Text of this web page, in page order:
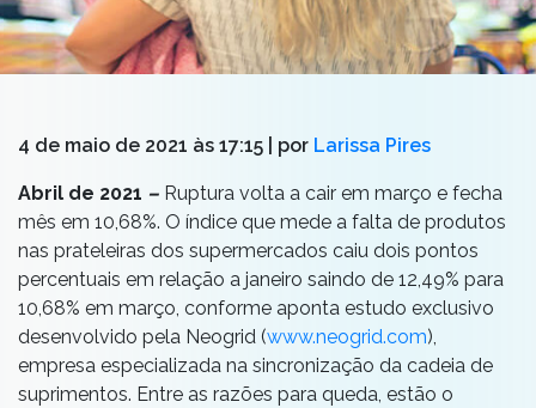
4 de maio de 2021 às 17:15 | por Larissa Pires
Abril de 2021 – Ruptura volta a cair em março e fecha
mês em 10,68%. O índice que mede a falta de produtos
nas prateleiras dos supermercados caiu dois pontos
percentuais em relação a janeiro saindo de 12,49% para
10,68% em março, conforme aponta estudo exclusivo
desenvolvido pela Neogrid (www.neogrid.com),
empresa especializada na sincronização da cadeia de
suprimentos. Entre as razões para queda, estão o